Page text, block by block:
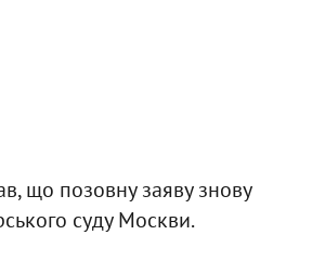
що позовну заяву знову
суду Москви.